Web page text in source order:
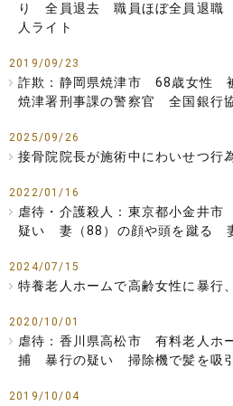
り 全員退去 職員ほぼ全員退職
人ライト
2019/09/23
詐欺：静岡県焼津市 68歳女性
焼津署刑事課の警察官 全国銀行
2025/09/26
接骨院院長が施術中にわいせつ
2022/01/16
虐待・介護殺人：東京都小金井
疑い 妻（88）の顔や頭を蹴る
2024/07/15
特養老人ホームで高齢女性に暴行
2020/10/01
虐待：香川県高松市 有料老人ホ
捕 暴行の疑い 掃除機で髪を吸引
2019/10/04